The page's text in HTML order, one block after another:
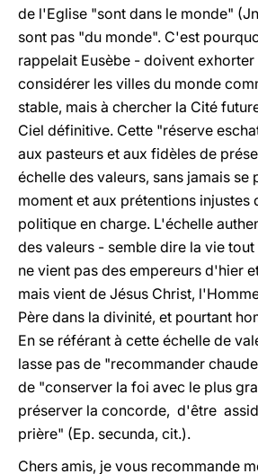
de l'Eglise "sont dans le monde" (Jn
sont pas "du monde". C'est
rappelait Eusèbe - doivent
considérer les villes du monde
stable, mais à chercher la Cité
Ciel définitive. Cette "réserve
aux pasteurs et aux fidèles de
échelle des valeurs, sans jamais se
moment et aux prétentions injustes
politique en charge. L'échelle
des valeurs - semble dire la vie
ne vient pas des empereurs d'hier
mais vient de Jésus Christ,
Père dans la divinité, et pourtant
En se référant à cette échelle de
lasse pas de "recommander
de "conserver la foi avec le plus
préserver la concorde, d'être
prière" (Ep. secunda, cit.).
Chers amis, je vous recommande